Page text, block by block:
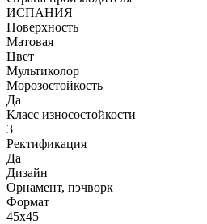
ИСПАНИЯ
Поверхность
Матовая
Цвет
Мультиколор
Морозостойкость
Да
Класс износостойкости
3
Ректификация
Да
Дизайн
Орнамент, пэчворк
Формат
45x45